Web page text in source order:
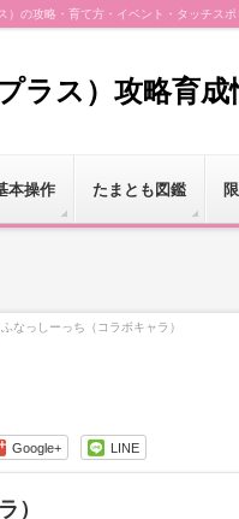
の攻略・育て方・イベント・タッチス
ラス）攻略育成
本操作 たまとも図鑑
ふなっしーっち（コラボキャラ）
Google+ LINE
）